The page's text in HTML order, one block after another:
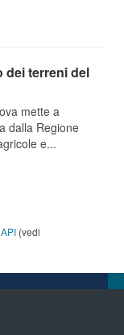
dei terreni del
mette a
dalla Regione
e...
API (vedi